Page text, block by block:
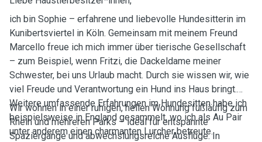
ich bin Sophie – erfahrene und liebevolle Hundesitterin im
Kunibertsviertel in Köln. Gemeinsam mit meinem Freund
Marcello freue ich mich immer über tierische Gesellschaft
– zum Beispiel, wenn Fritzi, die Dackeldame meiner
Schwester, bei uns Urlaub macht. Durch sie wissen wir, wie
viel Freude und Verantwortung ein Hund ins Haus bringt.
Weitere umfassende Erfahrungen im Hundesitten habe ich
beispielsweise in England gesammelt, wo ich als Au Pair
unter anderem einen charmanten Lurcher betreute.
Wir wohnen in einer ruhigen, hellen Wohnung fußläufig zum
Rhein und mehreren Parks – ideal für entspannte
Spaziergänge und abwechslungsreiche Ausflüge. In